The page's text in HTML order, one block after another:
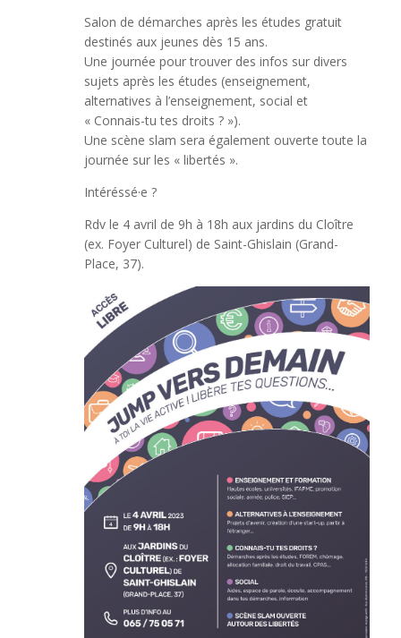
Salon de démarches après les études gratuit
destinés aux jeunes dès 15 ans.
Une journée pour trouver des infos sur divers
sujets après les études (enseignement,
alternatives à l’enseignement, social et
« Connais-tu tes droits ? »).
Une scène slam sera également ouverte toute la
journée sur les « libertés ».
Intéréssé·e ?
Rdv le 4 avril de 9h à 18h aux jardins du Cloître
(ex. Foyer Culturel) de Saint-Ghislain (Grand-
Place, 37).